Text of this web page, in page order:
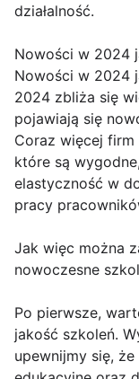
działalność.
Nowości w 2024
Nowości w 2024
2024 zbliża się
pojawiają się
Coraz więcej firm
które są
elastyczność w
pracy
Jak więc można
nowoczesne
Po pierwsze,
jakość szkoleń.
upewnijmy się,